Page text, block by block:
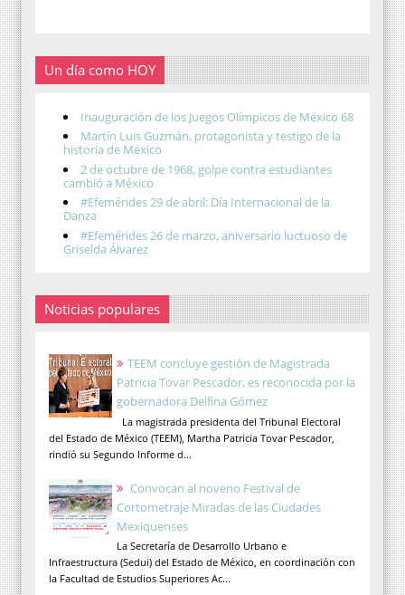
Un día como HOY
Inauguración de los Juegos Olímpicos de México 68
Martín Luis Guzmán, protagonista y testigo de la
historia de México
2 de octubre de 1968, golpe contra estudiantes
cambió a México
#Efemérides 29 de abril: Día Internacional de la
Danza
#Efemérides 26 de marzo, aniversario luctuoso de
Griselda Álvarez
Noticias populares
TEEM concluye gestión de Magistrada
Patricia Tovar Pescador, es reconocida por la
gobernadora Delfina Gómez
La magistrada presidenta del Tribunal Electoral
del Estado de México (TEEM), Martha Patricia Tovar Pescador,
rindió su Segundo Informe d...
Convocan al noveno Festival de
Cortometraje Miradas de las Ciudades
Mexiquenses
La Secretaría de Desarrollo Urbano e
Infraestructura (Sedui) del Estado de México, en coordinación con
la Facultad de Estudios Superiores Ac...